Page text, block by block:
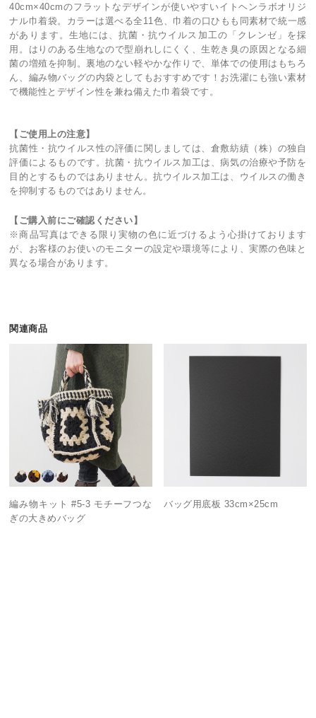
40cm×40cmのフラットなデザインが使いやすいイトヘンラボオリジ
ナル巾着袋。カラーは選べる全11色、巾着の口ひもも同素材で統一感
があります。生地には、抗菌・抗ウイルス加工の「クレンゼ」を採
用。はりのある生地なので型崩れしにくく、生乾き臭の原因となる細
菌の増殖を抑制。裏地のない軽やかな作りで、単体での使用はもちろ
ん、編み物バッグの内袋としてもおすすめです！お洗濯にも強い素材
で機能性とデザイン性を兼ね備えた巾着袋です。
【ご使用上の注意】
抗菌性・抗ウイルス性の評価に関しましては、倉敷紡績（株）の独自
評価によるものです。抗菌・抗ウイルス加工は、病気の治療や予防を
目的とするものではありません。抗ウイルス加工は、ウイルスの働き
を抑制するものではありません。
【ご購入前にご確認ください】
※商品写真はできる限り実物の色に近づけるよう心掛けております
が、お客様のお使いのモニターの設定や環境等により、実際の色味と
異なる場合があります。
関連商品
編み物キット #5-3 モチーフつな
ぎの大きめバッグ
バッグ用底板 33cm×25cm